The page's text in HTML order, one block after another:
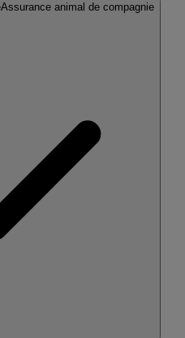
Assurance animal de compagnie